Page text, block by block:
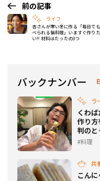
前の記事
ライフ
杏さんが寒い冬に作る「毎日で
べられる鍋料理」いますぐ作りた
い!! 材料はたったの3つ
バックナンバー
ラ
くわ
作り
判のと
開料理
共
こん